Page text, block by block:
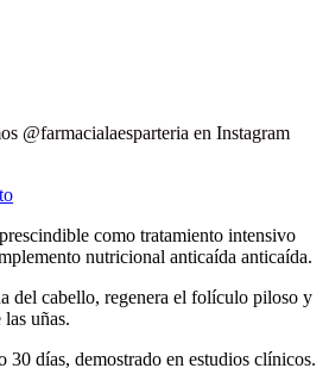
@farmacialaesparteria en Instagram
como tratamiento intensivo
nutricional anticaída anticaída.
del cabello, regenera el folículo piloso y
uñas.
30 días, demostrado en estudios clínicos.